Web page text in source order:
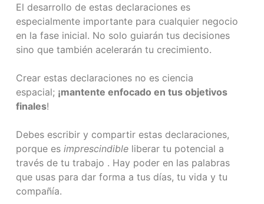
El desarrollo de estas declaraciones es
especialmente importante para cualquier negocio
en la fase inicial. No solo guiarán tus decisiones
sino que también acelerarán tu crecimiento.
Crear estas declaraciones no es ciencia
espacial; ¡mantente enfocado en tus objetivos
finales!
Debes escribir y compartir estas declaraciones,
porque es imprescindibleliberar tu potencial a
través de tu trabajo . Hay poder en las palabras
que usas para dar forma a tus días, tu vida y tu
compañía.